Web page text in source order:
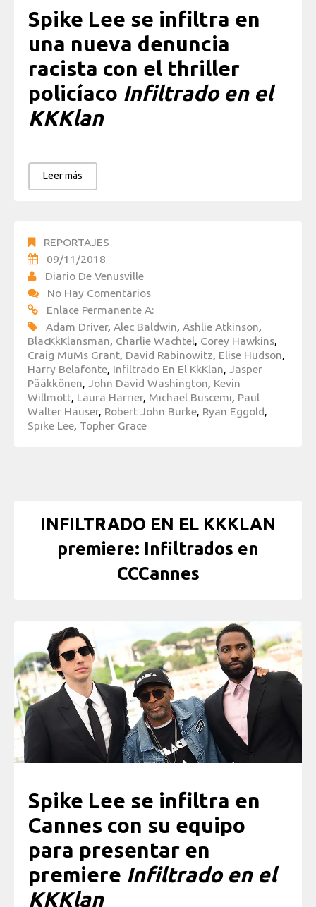
Spike Lee se infiltra en
una nueva denuncia
racista con el thriller
policíaco Infiltrado en el
KKKlan
Leer más
REPORTAJES
09/11/2018
Diario De Venusville
No Hay Comentarios
Enlace Permanente A:
Adam Driver, Alec Baldwin, Ashlie Atkinson,
BlacKkKlansman, Charlie Wachtel, Corey Hawkins,
Craig MuMs Grant, David Rabinowitz, Elise Hudson,
Harry Belafonte, Infiltrado En El KkKlan, Jasper
Pääkkönen, John David Washington, Kevin
Willmott, Laura Harrier, Michael Buscemi, Paul
Walter Hauser, Robert John Burke, Ryan Eggold,
Spike Lee, Topher Grace
INFILTRADO EN EL KKKLAN
premiere: Infiltrados en
CCCannes
Spike Lee se infiltra en
Cannes con su equipo
para presentar en
premiere Infiltrado en el
KKKlan